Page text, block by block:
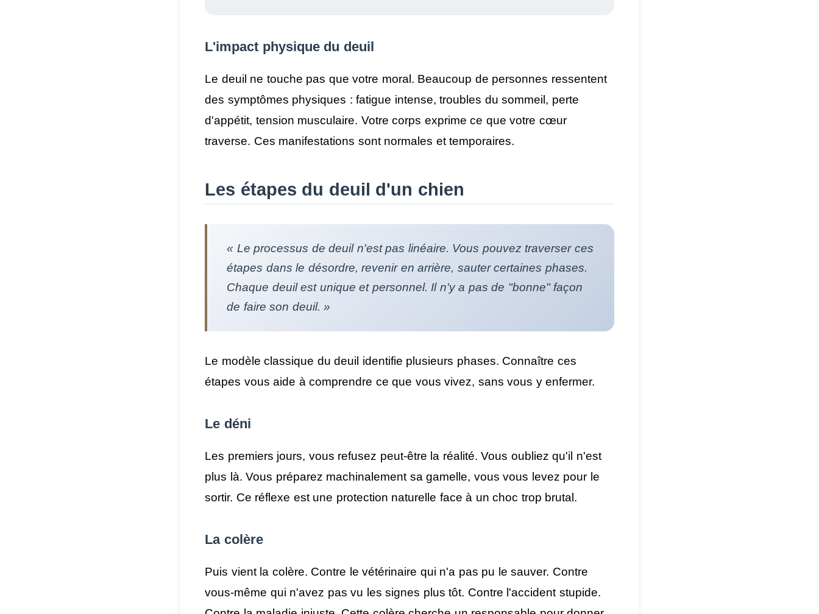
L'impact physique du deuil
Le deuil ne touche pas que votre moral. Beaucoup de personnes ressentent
des symptômes physiques : fatigue intense, troubles du sommeil, perte
d'appétit, tension musculaire. Votre corps exprime ce que votre cœur
traverse. Ces manifestations sont normales et temporaires.
Les étapes du deuil d'un chien
« Le processus de deuil n'est pas linéaire. Vous pouvez traverser ces
étapes dans le désordre, revenir en arrière, sauter certaines phases.
Chaque deuil est unique et personnel. Il n'y a pas de "bonne" façon
de faire son deuil. »
Le modèle classique du deuil identifie plusieurs phases. Connaître ces
étapes vous aide à comprendre ce que vous vivez, sans vous y enfermer.
Le déni
Les premiers jours, vous refusez peut-être la réalité. Vous oubliez qu'il n'est
plus là. Vous préparez machinalement sa gamelle, vous vous levez pour le
sortir. Ce réflexe est une protection naturelle face à un choc trop brutal.
La colère
Puis vient la colère. Contre le vétérinaire qui n'a pas pu le sauver. Contre
vous-même qui n'avez pas vu les signes plus tôt. Contre l'accident stupide.